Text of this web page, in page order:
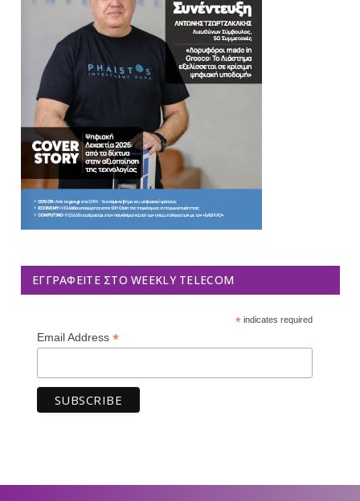
ΕΓΓΡΑΦΕΊΤΕ ΣΤΟ WEEKLY TELECOM
*indicates required
Email Address *